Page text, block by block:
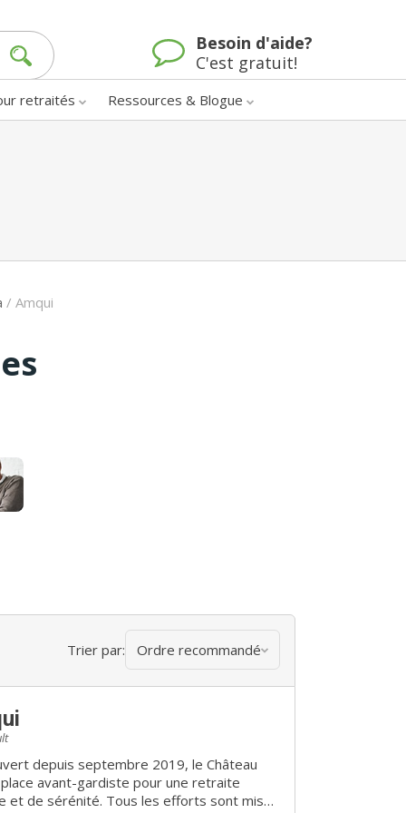
Besoin d'aide?
C'est gratuit!
retraités Ressources & Blogue
/ Amqui
Trier par: Ordre recommandé
avant-gardiste pour une retraite
et de sérénité. Tous les efforts sont mis